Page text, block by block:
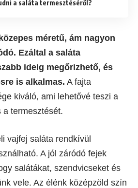
a saláta termesztéséről?
méretű, ám nagyon
Ezáltal a saláta
ideig megőrizhető, és
is alkalmas. A fajta
kiváló, ami lehetővé teszi a
a termesztését.
vajfej saláta rendkívül
A jól záródó fejek
salátákat, szendvicseket és
vele. Az élénk középzöld szín